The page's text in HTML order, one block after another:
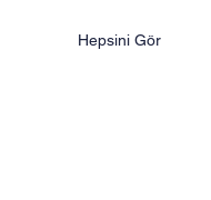
Hepsini Gör